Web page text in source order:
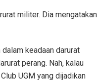
militer. Dia mengatakan
keadaan darurat
perang. Nah, kalau
UGM yang dijadikan